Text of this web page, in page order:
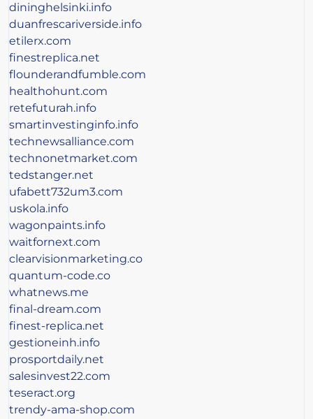
dininghelsinki.info
duanfrescariverside.info
etilerx.com
finestreplica.net
flounderandfumble.com
healthohunt.com
retefuturah.info
smartinvestinginfo.info
technewsalliance.com
technonetmarket.com
tedstanger.net
ufabett732um3.com
uskola.info
wagonpaints.info
waitfornext.com
clearvisionmarketing.co
quantum-code.co
whatnews.me
final-dream.com
finest-replica.net
gestioneinh.info
prosportdaily.net
salesinvest22.com
teseract.org
trendy-ama-shop.com